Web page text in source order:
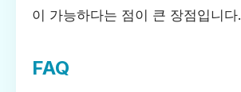
이 가능하다는 점이 큰 장점입니다.
FAQ